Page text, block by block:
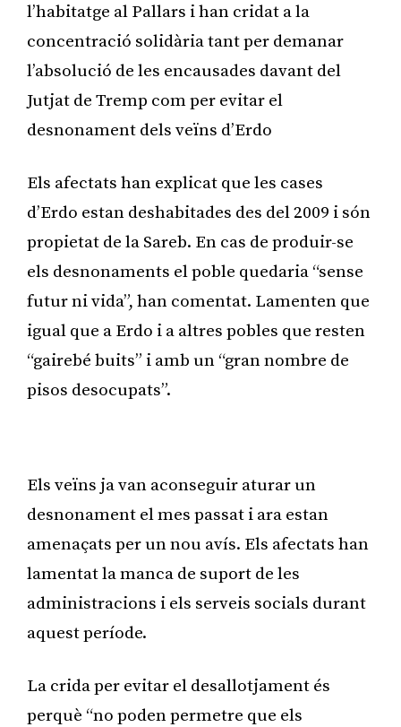
l’habitatge al Pallars i han cridat a la
concentració solidària tant per demanar
l’absolució de les encausades davant del
Jutjat de Tremp com per evitar el
desnonament dels veïns d’Erdo
Els afectats han explicat que les cases
d’Erdo estan deshabitades des del 2009 i són
propietat de la Sareb. En cas de produir-se
els desnonaments el poble quedaria “sense
futur ni vida”, han comentat. Lamenten que
igual que a Erdo i a altres pobles que resten
“gairebé buits” i amb un “gran nombre de
pisos desocupats”.
Els veïns ja van aconseguir aturar un
desnonament el mes passat i ara estan
amenaçats per un nou avís. Els afectats han
lamentat la manca de suport de les
administracions i els serveis socials durant
aquest període.
La crida per evitar el desallotjament és
perquè “no poden permetre que els